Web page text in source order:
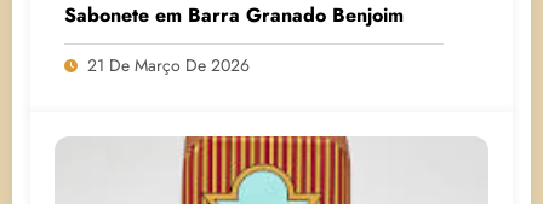
Sabonete em Barra Granado Benjoim
21 De Março De 2026